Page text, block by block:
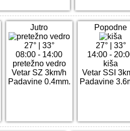
Jutro
27°| 33°
08:00 - 14:00
pretežno vedro
Vetar SZ 3km/h
Padavine 0.4mm.
Popodne
27°| 33°
14:00 -
kiša
Vetar SSI
Padavine